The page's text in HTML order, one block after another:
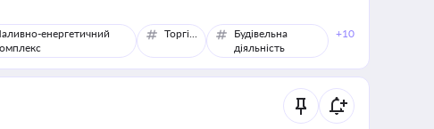
енергетичний
Торгівля
Будівельна
діяльність
+10